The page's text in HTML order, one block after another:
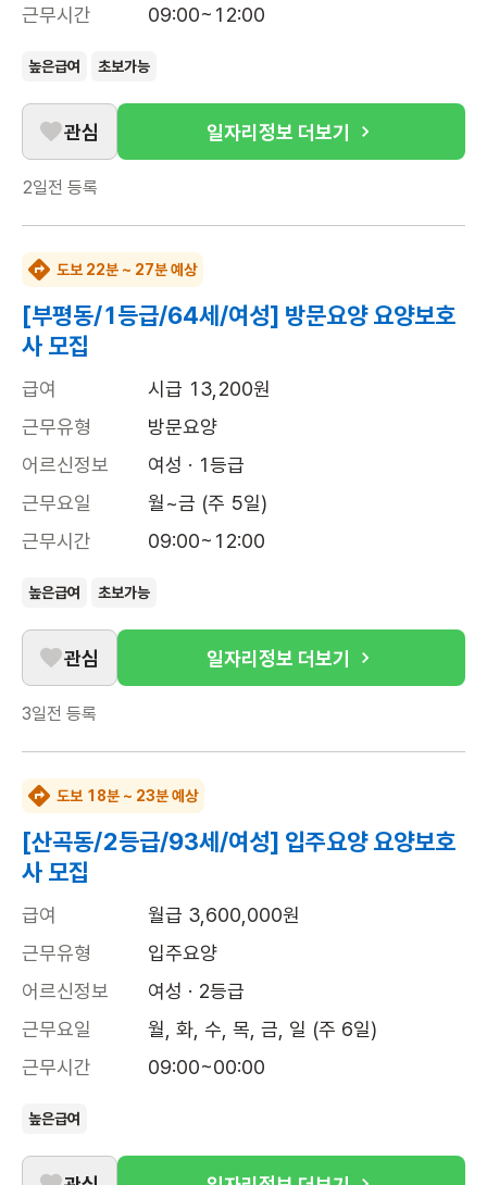
근무시간
09:00~12:00
높은급여 초보가능
관심 일자리정보 더보기
2일전 등록
도보 22분 ~ 27분 예상
[부평동/1등급/64세/여성] 방문요양 요양보호
사 모집
급여
시급 13,200원
근무유형
방문요양
어르신정보
여성 · 1등급
근무요일
월~금 (주 5일)
근무시간
09:00~12:00
높은급여 초보가능
관심 일자리정보 더보기
3일전 등록
도보 18분 ~ 23분 예상
[산곡동/2등급/93세/여성] 입주요양 요양보호
사 모집
급여
월급 3,600,000원
근무유형
입주요양
어르신정보
여성 · 2등급
근무요일
월, 화, 수, 목, 금, 일 (주 6일)
근무시간
09:00~00:00
높은급여